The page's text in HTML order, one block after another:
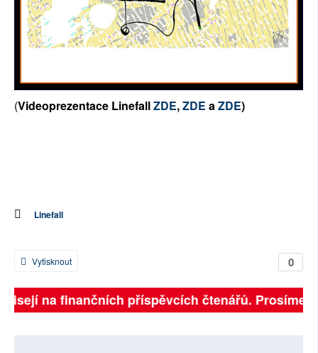
(Videoprezentace LinefallZDE,ZDE aZDE)
Linefall
0
Vytisknout
na finančních příspěvcích čtenářů. Prosíme,